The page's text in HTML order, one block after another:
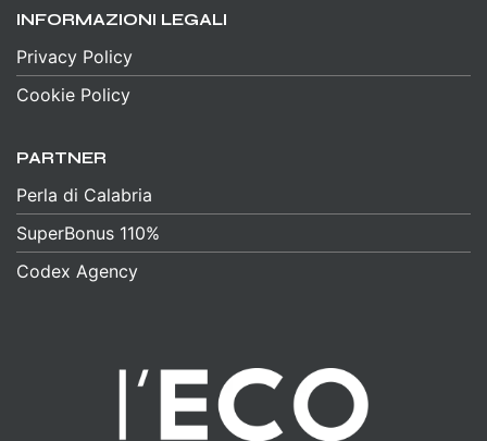
INFORMAZIONI LEGALI
Privacy Policy
Cookie Policy
PARTNER
Perla di Calabria
SuperBonus 110%
Codex Agency